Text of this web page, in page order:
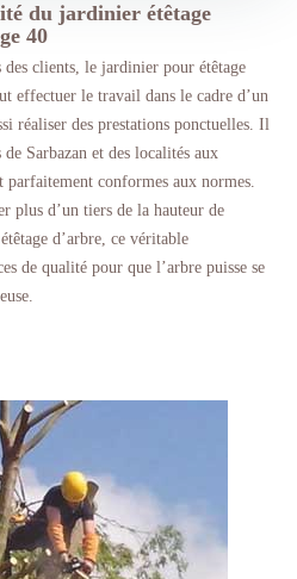
du jardinier étêtage
40
clients, le jardinier pour étêtage
effectuer le travail dans le cadre d’un
réaliser des prestations ponctuelles. Il
Sarbazan et des localités aux
parfaitement conformes aux normes.
plus d’un tiers de la hauteur de
d’arbre, ce véritable
de qualité pour que l’arbre puisse se